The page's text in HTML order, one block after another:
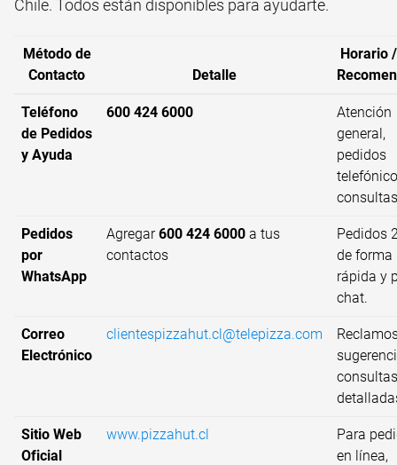
Chile. Todos están disponibles para ayudarte.
Método de
Contacto
Detalle
Horario
Teléfono
de Pedidos
y Ayuda
600 424 6000
Atención
general,
pedidos
Pedidos
por
WhatsApp
Agregar600 424 6000 a tus
contactos
Pedidos
de forma
rápida y
chat.
Correo
Electrónico
clientespizzahut.cl@telepizza.com
consultas
Sitio Web
Oficial
www.pizzahut.cl
Para
en línea,